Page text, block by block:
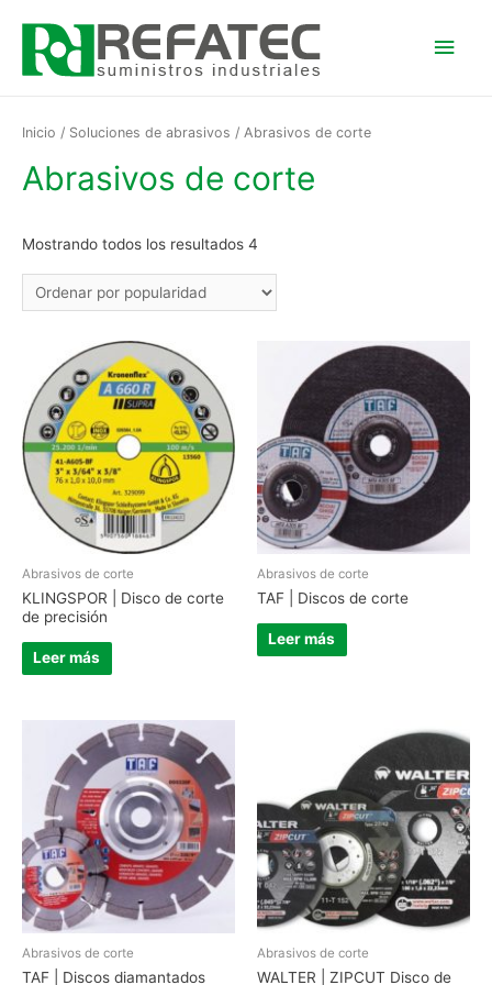
Inicio / Soluciones de abrasivos / Abrasivos de corte
Abrasivos de corte
Mostrando todos los resultados 4
Abrasivos de corte
KLINGSPOR | Disco de corte
de precisión
Leer más
Abrasivos de corte
TAF | Discos de corte
Leer más
Abrasivos de corte
TAF | Discos diamantados
Abrasivos de corte
WALTER | ZIPCUT Disco de